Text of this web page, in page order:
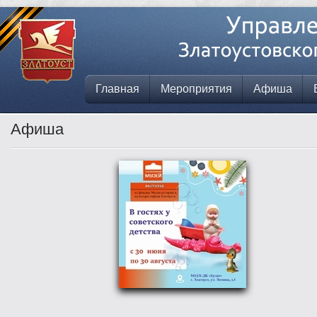
Главная Мероприятия Афиша
Афиша